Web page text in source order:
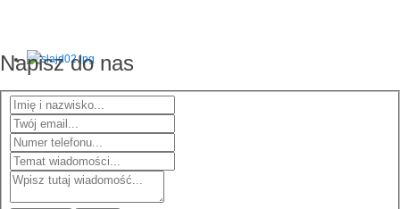
Napisz do nas